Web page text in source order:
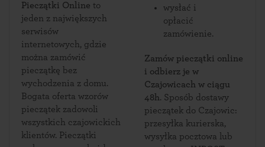
Pieczątki Online to
jeden z największych
serwisów
internetowych, gdzie
można zamówić
pieczątkę bez
wychodzenia z domu.
Bogata oferta wzorów
pieczątek zadowoli
wszystkich czajowickich
klientów. Pieczątki
wysłać i
opłacić
zamówienie.
Zamów pieczątki online
i odbierz je w
Czajowicach w ciągu
48h. Sposób dostawy
pieczątek do Czajowic:
przesyłka kurierska,
wysyłka pocztowa lub